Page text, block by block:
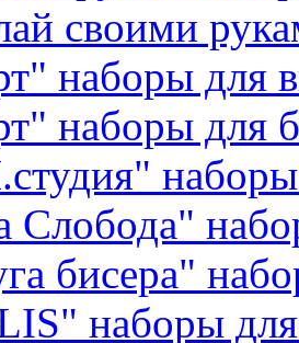
своими
наборы для
наборы для
Слобода"
бисера"
наборы